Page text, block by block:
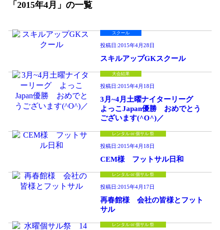
「2015年4月」の一覧
スクール
投稿日:2015年4月28日
スキルアップGKスクール
大会結果
投稿日:2015年4月18日
3月~4月土曜ナイターリーグ
よっこJapan優勝 おめでとう
ございます(^O^)／
レンタル or 個サル 祭
投稿日:2015年4月18日
CEM様 フットサル日和
レンタル or 個サル 祭
投稿日:2015年4月17日
再春館様 会社の皆様とフット
サル
レンタル or 個サル 祭